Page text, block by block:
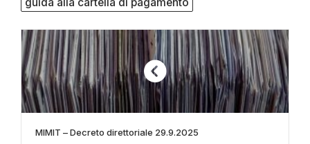
MIMIT – Decreto direttoriale 29.9.2025